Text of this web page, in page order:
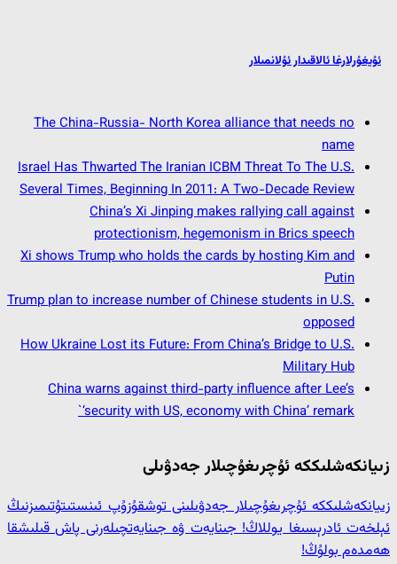
ئۇيغۇرلارغا ئالاقىدار ئۇلانمىلار
The China-Russia- North Korea alliance that needs no
name
Israel Has Thwarted The Iranian ICBM Threat To The U.S.
Several Times, Beginning In 2011: A Two-Decade Review
China’s Xi Jinping makes rallying call against
protectionism, hegemonism in Brics speech
Xi shows Trump who holds the cards by hosting Kim and
Putin
Trump plan to increase number of Chinese students in U.S.
opposed
How Ukraine Lost its Future: From China’s Bridge to U.S.
Military Hub
China warns against third-party influence after Lee’s
‘security with US, economy with China’ remark`
زىيانكەشلىككە ئۇچرىغۇچىلار جەدۋىلى
زىيانكەشلىككە ئۇچرىغۇچىلار جەدۋىلىنى توشقۇزۇپ ئىنستىتۇتىمىزنىڭ
ئېلخەت ئادرېسىغا يوللاڭ! جىنايەت ۋە جىنايەتچىلەرنى پاش قىلىشقا
ھەمدەم بولۇڭ!